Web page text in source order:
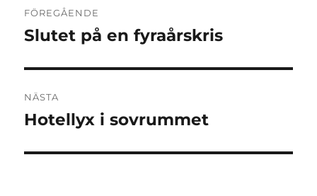
FÖREGÅENDE
Föregående
Slutet på en fyraårskris
NÄSTA
Nästa
Hotellyx i sovrummet